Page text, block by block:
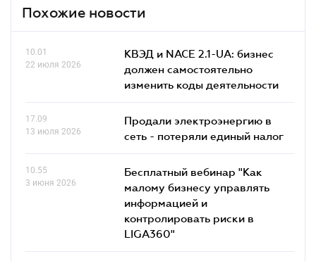
Похожие новости
10.01
22 июля 2026
КВЭД и NACE 2.1-UA: бизнес
должен самостоятельно
изменить коды деятельности
17.09
13 июля 2026
Продали электроэнергию в
сеть - потеряли единый налог
10.55
3 июня 2026
Бесплатный вебинар "Как
малому бизнесу управлять
информацией и
контролировать риски в
LIGA360"